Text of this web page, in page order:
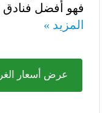
فهو أفضل فنادق
المزيد »
عرض أسعار